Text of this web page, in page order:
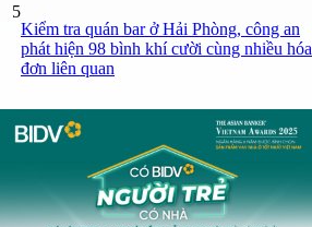
5
Kiểm tra quán bar ở Hải Phòng, công an
phát hiện 98 bình khí cười cùng nhiều hóa
đơn liên quan